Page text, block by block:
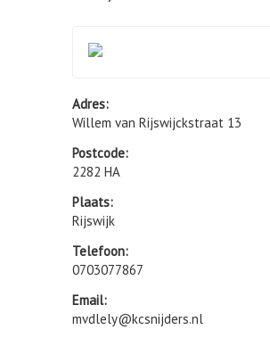
Adres:
Willem van Rijswijckstraat 13
Postcode:
2282 HA
Plaats:
Rijswijk
Telefoon:
0703077867
Email:
mvdlely@kcsnijders.nl